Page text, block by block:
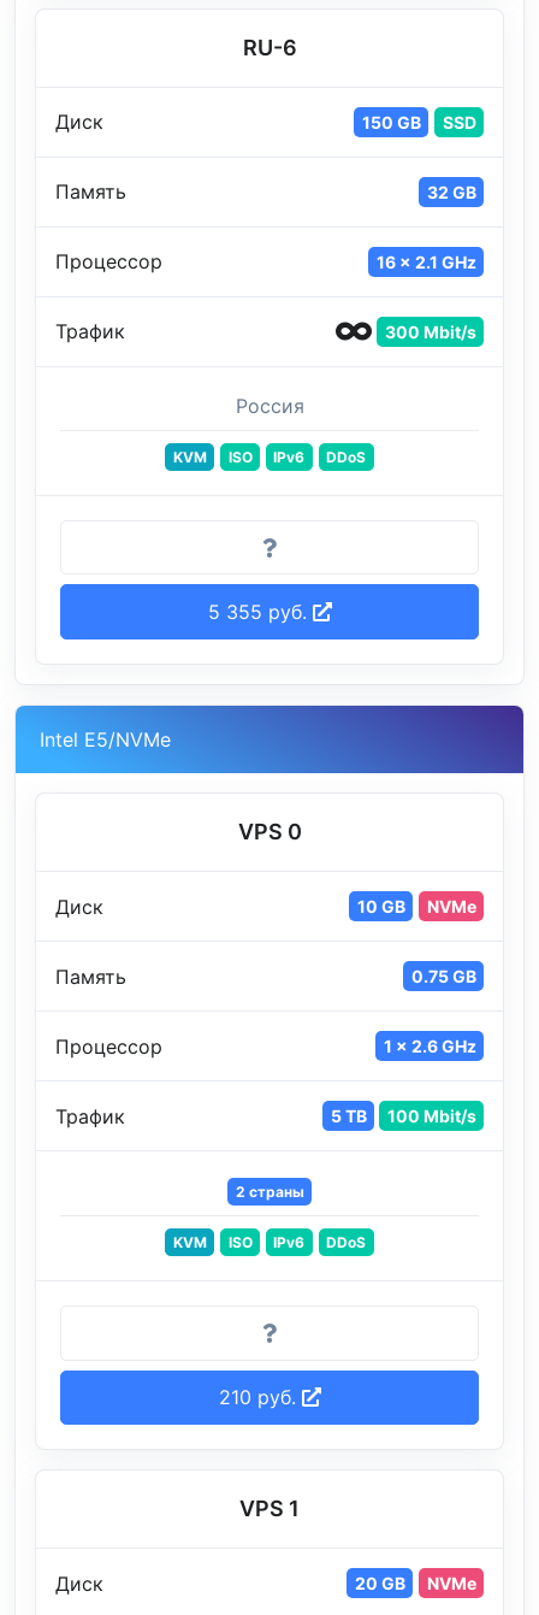
RU-6
Диск 150 GB SSD
Память 32 GB
Процессор 16 x 2.1 GHz
Трафик 300 Mbit/s
Россия
KVM ISO IPv6 DDoS
5 355 руб.
Intel E5/NVMe
VPS 0
Диск 10 GB NVMe
Память 0.75 GB
Процессор 1 x 2.6 GHz
Трафик 5 TB 100 Mbit/s
2 страны
KVM ISO IPv6 DDoS
210 руб.
VPS 1
Диск 20 GB NVMe